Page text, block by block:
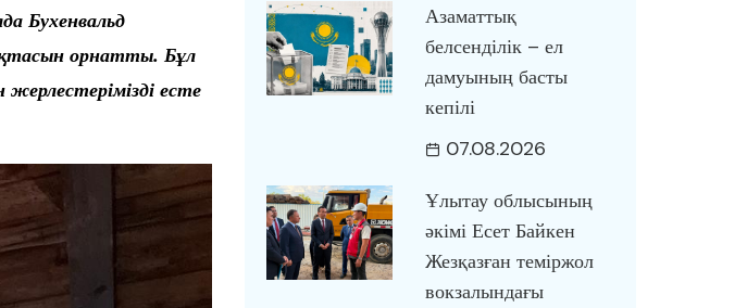
Бухенвальд
орнатты. Бұл
есте
Азаматтық
белсенділік – ел
дамуының басты
кепілі
07.08.2026
Ұлытау облысының
әкімі Есет Байкен
Жезқазған теміржол
вокзалындағы